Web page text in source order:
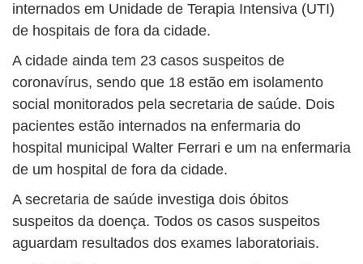
internados em Unidade de Terapia Intensiva (UTI)
de hospitais de fora da cidade.
A cidade ainda tem 23 casos suspeitos de
coronavírus, sendo que 18 estão em isolamento
social monitorados pela secretaria de saúde. Dois
pacientes estão internados na enfermaria do
hospital municipal Walter Ferrari e um na enfermaria
de um hospital de fora da cidade.
A secretaria de saúde investiga dois óbitos
suspeitos da doença. Todos os casos suspeitos
aguardam resultados dos exames laboratoriais.